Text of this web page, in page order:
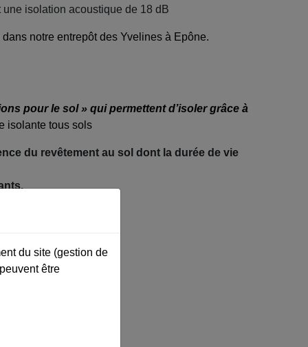
une isolation acoustique de 18 dB
notre entrepôt des Yvelines à Epône.
pour le sol » qui permettent d’isoler grâce à
isolante tous sols
du revêtement au sol dont la durée de vie
du site (gestion de
être